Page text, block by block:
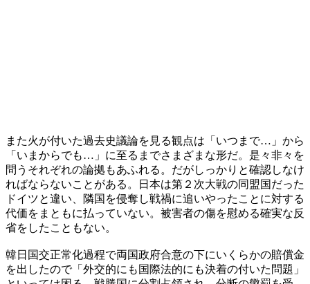
また火が付いた過去史議論を見る観点は「いつまで…」から
「いまからでも…」に至るまでさまざまな形だ。是々非々を
問うそれぞれの論拠もあふれる。だがしっかりと確認しなけ
ればならないことがある。日本は第２次大戦の同盟国だった
ドイツと違い、隣国を侵奪し戦禍に追いやったことに対する
代価をまともに払っていない。被害者の傷を慰める確実な反
省をしたこともない。
韓日国交正常化過程で両国政府合意の下にいくらかの賠償金
を出したので「外交的にも国際法的にも決着の付いた問題」